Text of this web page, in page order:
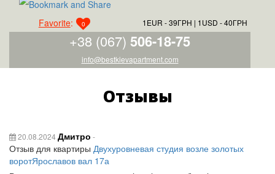
Favorite: 0 1EUR - 39ГРН 1USD - 40ГРН
+38 (067) 506-18-75
info@bestkievapartment.com
Отзывы
20.08.2024Дмитро -
Отзыв для квартиры Двухуровневая студия возле золотых
воротЯрославов вал 17а